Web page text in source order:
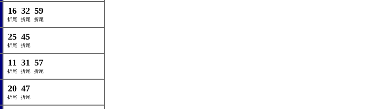
16
折尾
32
折尾
59
折尾
25
折尾
45
折尾
11
折尾
31
折尾
57
折尾
20
折尾
47
折尾